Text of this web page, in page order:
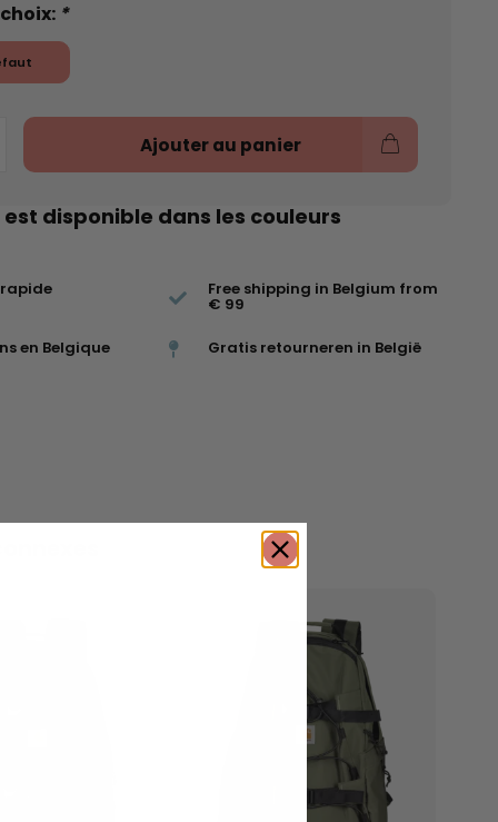
*
Ajouter au panier
disponible dans les couleurs
Free shipping in Belgium from
€ 99
en Belgique Gratis retourneren in België